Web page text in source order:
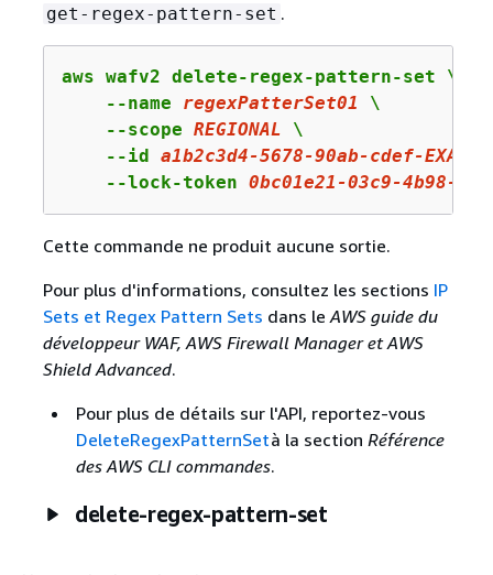
get-regex-pattern-set .
aws wafv2 delete-regex-pattern-set \
    --name
regexPatterSet01 \
    --scope
REGIONAL \
    --id
a1b2c3d4-5678-90ab-cdef-
    --lock-token
0bc01e21 -03c9-4b98-
Cette commande ne produit aucune sortie.
Pour plus d'informations, consultez les sections IP
Sets et Regex Pattern Sets dans le AWS guide du
développeur WAF, AWS Firewall Manager et AWS
Shield Advanced.
Pour plus de détails sur l'API, reportez-vous
DeleteRegexPatternSetà la section Référence
des AWS CLI commandes.
delete-regex-pattern-set